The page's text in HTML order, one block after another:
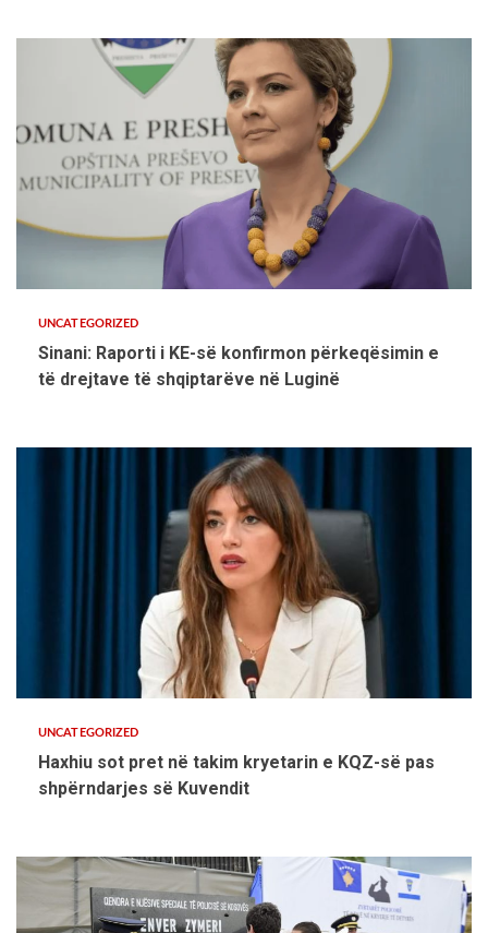
UNCATEGORIZED
Sinani: Raporti i KE-së konfirmon përkeqësimin e
të drejtave të shqiptarëve në Luginë
UNCATEGORIZED
Haxhiu sot pret në takim kryetarin e KQZ-së pas
shpërndarjes së Kuvendit